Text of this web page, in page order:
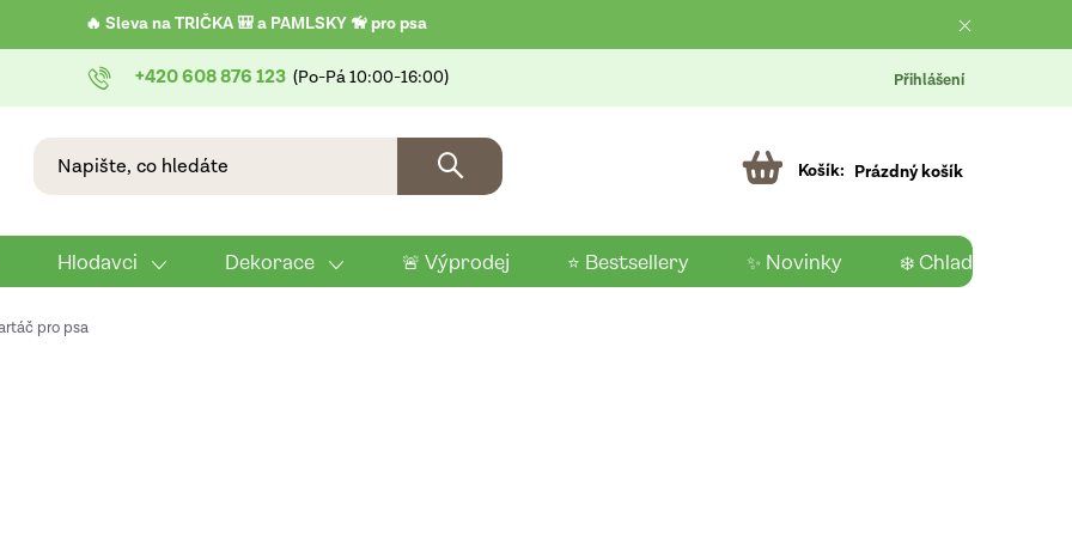
🔥 Sleva na TRIČKA 🎒 a PAMLSKY 🦮 pro psa
+420 608 876 123 Přihlášení
Prázdný košík
Hlodavci Dekorace 🚨 Výprodej ⭐ Bestsellery ✨ Novinky ❄️ Chladící
pro psa